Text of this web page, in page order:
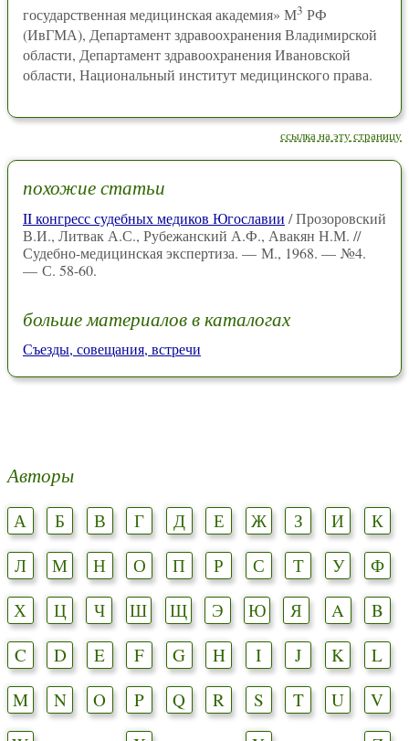
государственная медицинская академия» М3 РФ
(ИвГМА), Департамент здравоохранения Владимирской
области, Департамент здравоохранения Ивановской
области, Национальный институт медицинского права.
ссылка на эту страницу
похожие статьи
II конгресс судебных медиков Югославии / Прозоровский
В.И., Литвак А.С., Рубежанский А.Ф., Авакян Н.М. //
Судебно-медицинская экспертиза. — М., 1968. — №4.
— С. 58-60.
больше материалов в каталогах
Съезды, совещания, встречи
Авторы
А Б В Г Д Е Ж З И
К
Л
М Н О П Р С Т У
Ф
Х
Ц Ч Ш Щ Э Ю Я A
B
C
D E F G H I J K
L
M
N O P Q R S T U
V